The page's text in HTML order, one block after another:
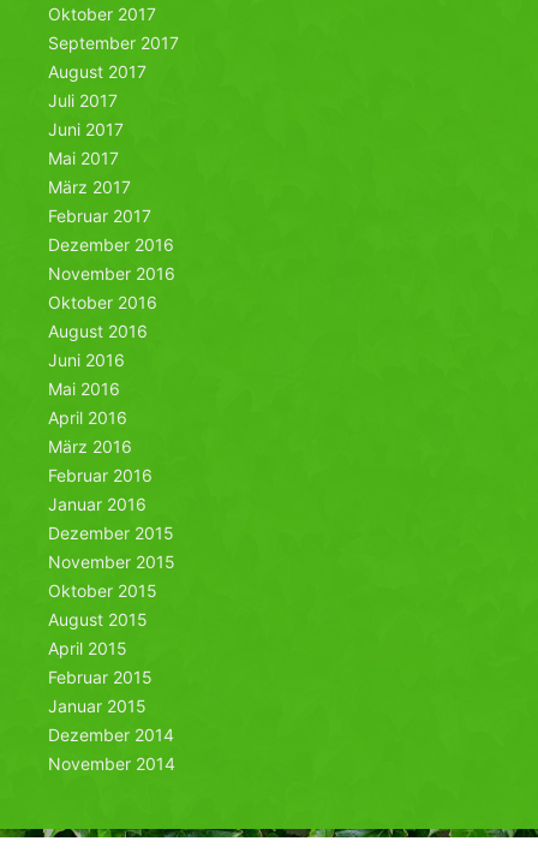
Oktober 2017
September 2017
August 2017
Juli 2017
Juni 2017
Mai 2017
März 2017
Februar 2017
Dezember 2016
November 2016
Oktober 2016
August 2016
Juni 2016
Mai 2016
April 2016
März 2016
Februar 2016
Januar 2016
Dezember 2015
November 2015
Oktober 2015
August 2015
April 2015
Februar 2015
Januar 2015
Dezember 2014
November 2014